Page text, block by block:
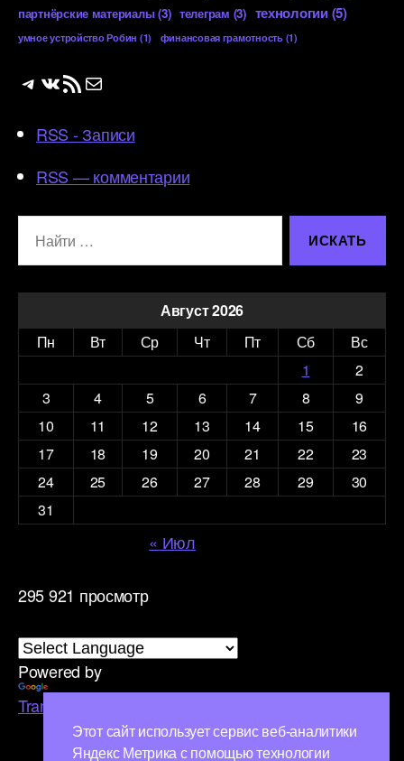
партнёрские материалы(3) телеграм (3) технологии(5)
умное устройство Робин (1) финансовая грамотность(1)
Telegram
ВКонтакте
RSS-лентаПочта
RSS - Записи
RSS — комментарии
Август 2026
Пн
Вт Ср Чт Пт Сб
Вс
1
2
3
4 5 6 7 8
9
10
11 12 13 14 15
16
17
18 19 20 21 22
23
24
25 26 27 28 29
30
31
« Июл
295 921 просмотр
Powered by
Translate
Этот сайт использует сервис веб-аналитики
Яндекс Метрика с помощью технологии